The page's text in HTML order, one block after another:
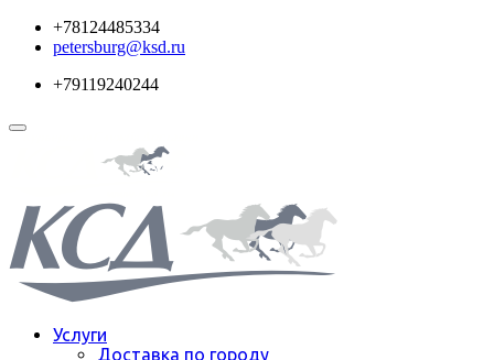
+78124485334
petersburg@ksd.ru
+79119240244
Услуги
Доставка по городу